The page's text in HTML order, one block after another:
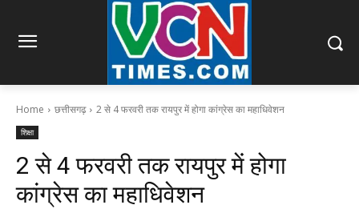
Home छत्तीसगढ़ 2 से 4 फरवरी तक रायपुर में होगा कांग्रेस का महाधिवेशन
शिक्षा
2 से 4 फरवरी तक रायपुर में होगा
कांग्रेस का महाधिवेशन